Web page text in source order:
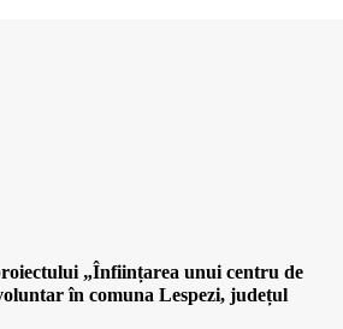
„Înființarea unui centru de
în comuna Lespezi, județul